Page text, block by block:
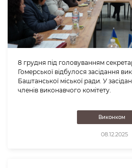
8 грудня під головуванням
Гомерської відбулося засідання
Баштанської міської ради. У
членів виконавчого комітету.
Виконком
08.12.2025